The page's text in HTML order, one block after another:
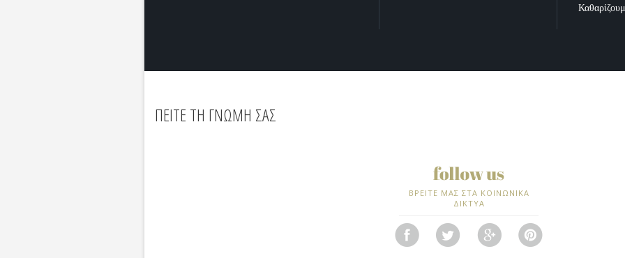
ΠΕΙΤΕ ΤΗ ΓΝΩΜΗ ΣΑΣ
ΒΡΕΙΤΕ ΜΑΣ ΣΤΑ ΚΟΙΝΩΝΙΚΑ
ΔΙΚΤΥΑ